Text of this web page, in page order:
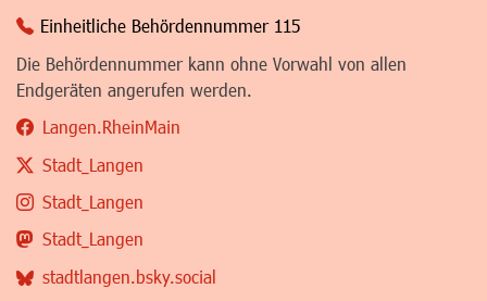
Einheitliche Behördennummer 115
Die Behördennummer kann ohne Vorwahl von allen
Endgeräten angerufen werden.
Langen.RheinMain
Stadt_Langen
Stadt_Langen
Stadt_Langen
stadtlangen.bsky.social